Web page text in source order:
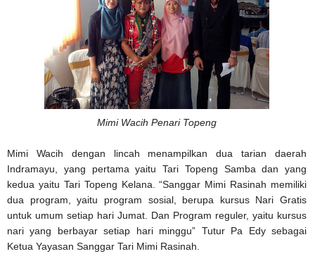
Mimi Wacih Penari Topeng
Mimi Wacih dengan lincah menampilkan dua tarian daerah
Indramayu, yang pertama yaitu Tari Topeng Samba dan yang
kedua yaitu Tari Topeng Kelana. “Sanggar Mimi Rasinah memiliki
dua program, yaitu program sosial, berupa kursus Nari Gratis
untuk umum setiap hari Jumat. Dan Program reguler, yaitu kursus
nari yang berbayar setiap hari minggu” Tutur Pa Edy sebagai
Ketua Yayasan Sanggar Tari Mimi Rasinah.